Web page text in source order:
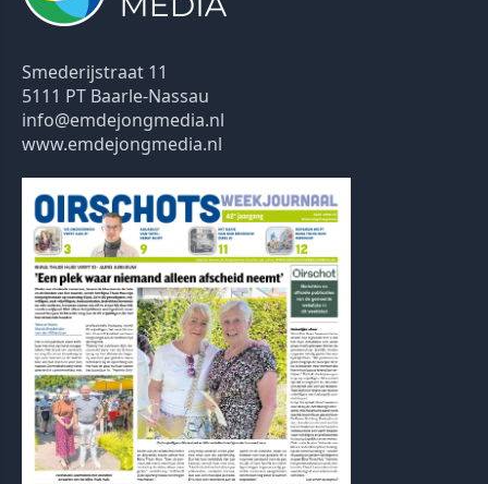
Smederijstraat 11
5111 PT Baarle-Nassau
info@emdejongmedia.nl
www.emdejongmedia.nl